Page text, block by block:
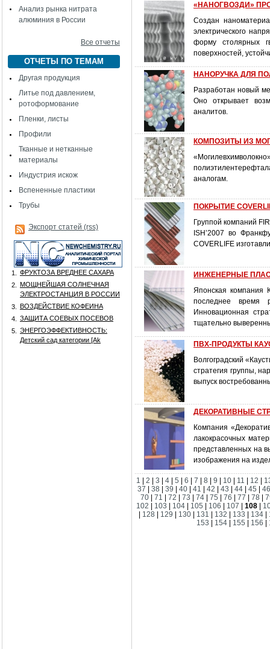
Анализ рынка нитрата
алюминия в России
Все отчеты
ОТЧЕТЫ ПО ТЕМАМ
Другая продукция
Литье под давлением,
ротоформование
Пленки, листы
Профили
Тканные и нетканные
материалы
Индустрия искож
Вспененные пластики
Трубы
Экспорт статей (rss)
1.
ФРУКТОЗА ВРЕДНЕЕ САХАРА
2.
МОЩНЕЙШАЯ СОЛНЕЧНАЯ
ЭЛЕКТРОСТАНЦИЯ В РОССИИ
3.
ВОЗДЕЙСТВИЕ КОФЕИНА
4.
ЗАЩИТА СОЕВЫХ ПОСЕВОВ
5.
ЭНЕРГОЭФФЕКТИВНОСТЬ:
Детский сад категории [Аk
«НАНОГВОЗДИ»
Создан
электрического
форму столярных
поверхностей,
НАНОРУЧКА ДЛЯ
Разработан новый
Оно открывает
аналитов.
КОМПОЗИТЫ ИЗ
аналогам.
ПОКРЫТИЕ
Группой компаний
ISH’2007 во
COVERLIFE
ИНЖЕНЕРНЫЕ
Японская компания
последнее время
Инновационная
тщательно
ПВХ-ПРОДУКТЫ
Волгоградский
стратегия группы,
выпуск
ДЕКОРАТИВНЫЕ
Компания
лакокрасочных
представленных на
изображения на
1 2 3 4 5 6 7 8 9 10 11 12
37
|38 |39 |40 |41 |42 |43 |44 |45 |
70
71 72 73 74 75 76 77 78
102
103 104 105 106 107 |108
128 129 130 131 132 133 134
153
154 155 156